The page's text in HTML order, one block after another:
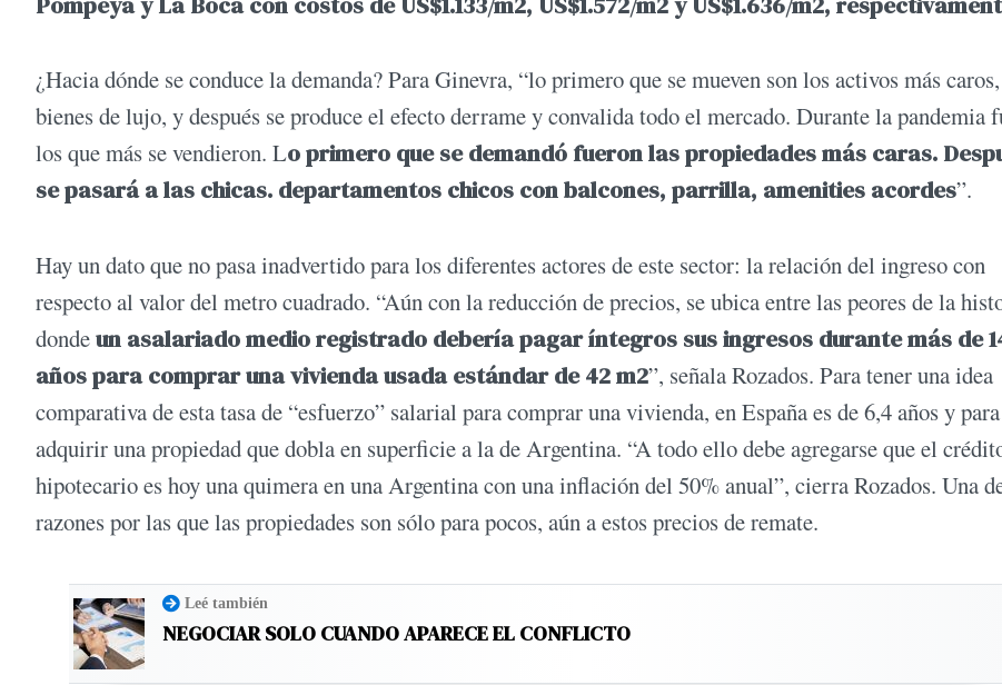
¿Hacia dónde se conduce la demanda? Para Ginevra, “lo primero que se mueven son los activos más
bienes de lujo, y después se produce el efecto derrame y convalida todo el mercado. Durante la pandemia
los que más se vendieron. Lo primero que se demandó fueron las propiedades más caras.
se pasará a las chicas. departamentos chicos con balcones, parrilla, amenities acordes”.
Hay un dato que no pasa inadvertido para los diferentes actores de este sector: la relación del ingreso con
respecto al valor del metro cuadrado. “Aún con la reducción de precios, se ubica entre las peores de la
dondeun asalariado medio registrado debería pagar íntegros sus ingresos durante más de
años para comprar una vivienda usada estándar de 42 m2”, señala Rozados. Para tener una idea
comparativa de esta tasa de “esfuerzo” salarial para comprar una vivienda, en España es de 6,4 años y para
adquirir una propiedad que dobla en superficie a la de Argentina. “A todo ello debe agregarse que el
hipotecario es hoy una quimera en una Argentina con una inflación del 50% anual”, cierra Rozados. Una
razones por las que las propiedades son sólo para pocos, aún a estos precios de remate.
Leé también
NEGOCIAR SOLO CUANDO APARECE EL CONFLICTO